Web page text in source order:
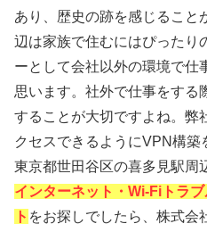
あり、歴史の跡を感じること
辺は家族で住むにはぴったり
ーとして会社以外の環境で仕
思います。社外で仕事をする
することが大切ですよね。弊
クセスできるようにVPN構築
東京都世田谷区の喜多見駅周
インターネット・Wi-Fiトラ
ト をお探しでしたら、株式会